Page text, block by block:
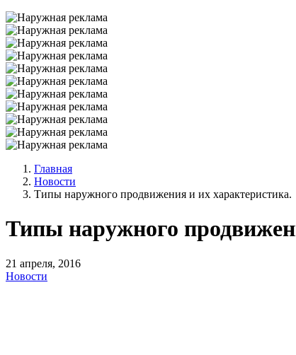
Главная
Новости
Типы наружного продвижения и их характеристика.
Типы наружного
21 апреля, 2016
Новости